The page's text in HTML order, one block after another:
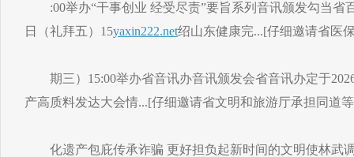
:00举办“干事创业 经受尽责”要旨系列音讯颁发勾当省
日（礼拜五）15yaxin222.net绍山东健康完...[仔细邀请省医
期三）15:00举办省音讯办音讯颁发会省音讯办定于
产高质料发达大会情...[仔细邀请省文明和旅游厅承担同道
化遗产包庇传承诈骗 更好担负起新时间的文明使林武